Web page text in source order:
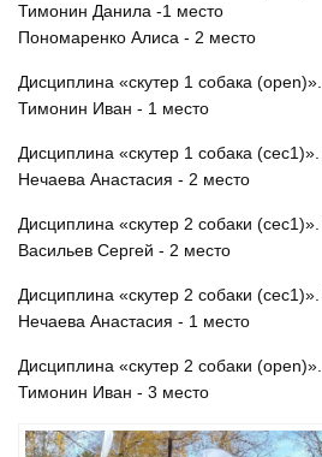
Тимонин Данила -1 место
Пономаренко Алиса - 2 место
Дисциплина «скутер 1 собака
Тимонин Иван - 1 место
Дисциплина «скутер 1 собака
Нечаева Анастасия - 2 место
Дисциплина «скутер 2 собаки
Васильев Сергей - 2 место
Дисциплина «скутер 2 собаки
Нечаева Анастасия - 1 место
Дисциплина «скутер 2 собаки
Тимонин Иван - 3 место